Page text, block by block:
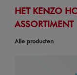
HET KENZO
ASSORTIMENT
Alle producten